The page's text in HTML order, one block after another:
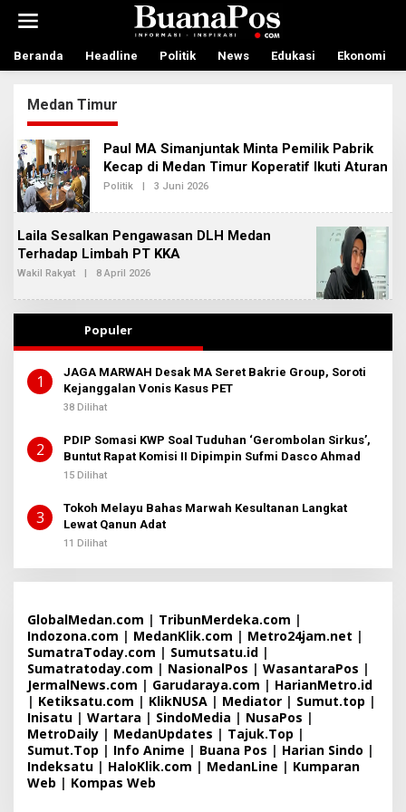
t
Beranda Headline Politik News Edukasi Ekonomi
Medan Timur
Paul MA Simanjuntak Minta Pemilik Pabrik
Kecap di Medan Timur Koperatif Ikuti Aturan
Politik | 3 Juni 2026
E
R
S
I
Laila Sesalkan Pengawasan DLH Medan
Terhadap Limbah PT KKA
Wakil Rakyat | 8 April 2026
E
H
D
K
S
Populer
1
JAGA MARWAH Desak MA Seret Bakrie Group, Soroti
Kejanggalan Vonis Kasus PET
38 Dilihat
2
PDIP Somasi KWP Soal Tuduhan ‘Gerombolan Sirkus’,
Buntut Rapat Komisi II Dipimpin Sufmi Dasco Ahmad
15 Dilihat
3
Tokoh Melayu Bahas Marwah Kesultanan Langkat
Lewat Qanun Adat
11 Dilihat
GlobalMedan.com | TribunMerdeka.com |
Indozona.com | MedanKlik.com | Metro24jam.net |
SumatraToday.com | Sumutsatu.id |
Sumatratoday.com | NasionalPos | WasantaraPos |
JermalNews.com | Garudaraya.com | HarianMetro.id
| Ketiksatu.com | KlikNUSA | Mediator | Sumut.top |
Inisatu | Wartara | SindoMedia | NusaPos |
MetroDaily | MedanUpdates | Tajuk.Top |
Sumut.Top | Info Anime | Buana Pos | Harian Sindo |
Indeksatu | HaloKlik.com | MedanLine | Kumparan
Web | Kompas Web